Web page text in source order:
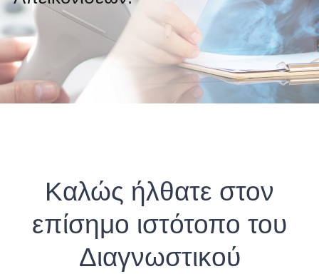
Καλώς ήλθατε στον
επίσημο ιστότοπο του
Διαγνωστικού